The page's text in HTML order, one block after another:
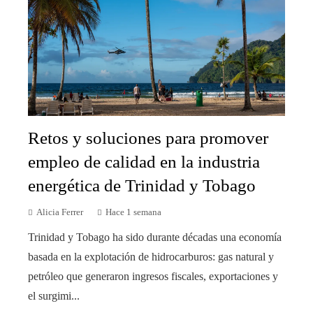
Retos y soluciones para promover
empleo de calidad en la industria
energética de Trinidad y Tobago
Alicia Ferrer Hace 1 semana
Trinidad y Tobago ha sido durante décadas una economía
basada en la explotación de hidrocarburos: gas natural y
petróleo que generaron ingresos fiscales, exportaciones y
el surgimi...